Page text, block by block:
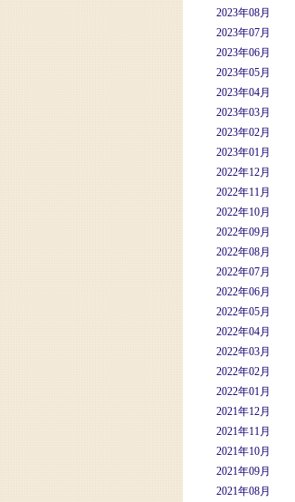
2023年08月
2023年07月
2023年06月
2023年05月
2023年04月
2023年03月
2023年02月
2023年01月
2022年12月
2022年11月
2022年10月
2022年09月
2022年08月
2022年07月
2022年06月
2022年05月
2022年04月
2022年03月
2022年02月
2022年01月
2021年12月
2021年11月
2021年10月
2021年09月
2021年08月